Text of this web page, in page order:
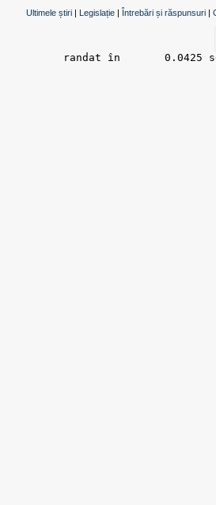
Ultimele știri | Legislație | Întrebări și răspunsuri |
randat în